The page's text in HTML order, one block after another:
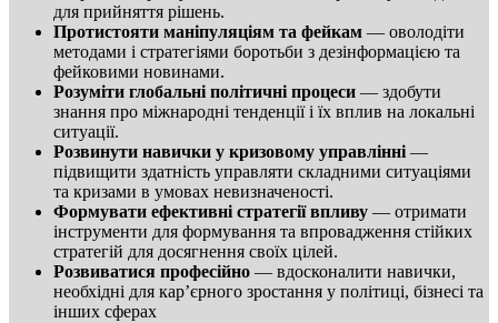
для прийняття рішень.
Протистояти маніпуляціям та фейкам — оволодіти
методами і стратегіями боротьби з дезінформацією та
фейковими новинами.
Розуміти глобальні політичні процеси — здобути
знання про міжнародні тенденції і їх вплив на локальні
ситуації.
Розвинути навички у кризовому управлінні —
підвищити здатність управляти складними ситуаціями
та кризами в умовах невизначеності.
Формувати ефективні стратегії впливу — отримати
інструменти для формування та впровадження стійких
стратегій для досягнення своїх цілей.
Розвиватися професійно — вдосконалити навички,
необхідні для кар’єрного зростання у політиці, бізнесі та
інших сферах